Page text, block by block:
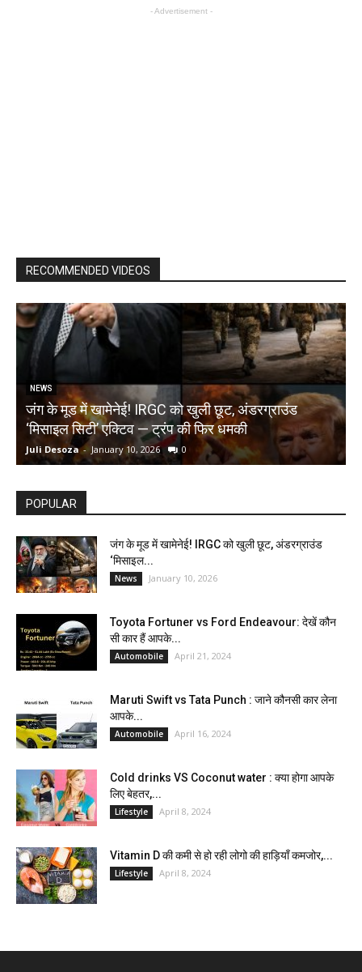
- Advertisement -
RECOMMENDED VIDEOS
NEWS
जंग के मूड में खामेनेई! IRGC को खुली छूट, अंडरग्राउंड
‘मिसाइल सिटी’ एक्टिव — ट्रंप की फिर धमकी
Juli Desoza - January 10, 2026 0
POPULAR
जंग के मूड में खामेनेई! IRGC को खुली छूट, अंडरग्राउंड
‘मिसाइल...
News January 10, 2026
Toyota Fortuner vs Ford Endeavour: देखें कौन
सी कार हैं आपके...
Automobile April 21, 2024
Maruti Swift vs Tata Punch : जाने कौनसी कार लेना
आपके...
Automobile April 16, 2024
Cold drinks VS Coconut water : क्या होगा आपके
लिए बेहतर,...
Lifestyle April 8, 2024
Vitamin D की कमी से हो रही लोगो की हाड़ियाँ कमजोर,...
Lifestyle April 8, 2024